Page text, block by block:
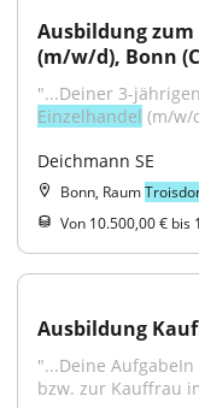
Ausbildung
(m/w/d), Bonn
Einzelhandel (m/w/
Deichmann SE
Bonn, Raum
Von 10.500,00 € bis
Ausbildung
"...Deine
bzw. zur Kauffrau